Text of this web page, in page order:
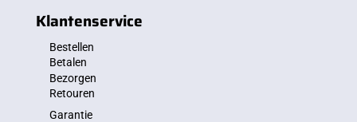
Klantenservice
Bestellen
Betalen
Bezorgen
Retouren
Garantie